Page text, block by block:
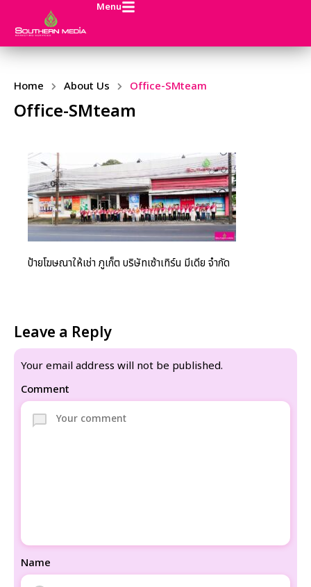
Menu
Home About Us Office-SMteam
Office-SMteam
ป้ายโฆษณาให้เช่า ภูเก็ต บริษัทเซ้าเทิร์น มีเดีย จำกัด
Leave a Reply
Your email address will not be published.
Comment
Name